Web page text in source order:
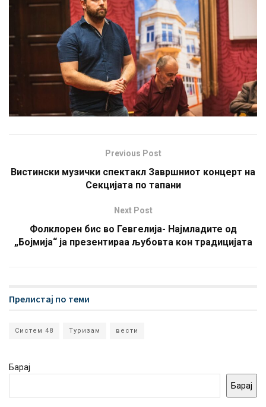
Previous Post
Вистински музички спектакл Завршниот концерт на
Секцијата по тапани
Next Post
Фолклорен бис во Гевгелија- Најмладите од
„Бојмија“ ја презентираа љубовта кон традицијата
Прелистај по теми
Систем 48 Туризам вести
Барај
Барај